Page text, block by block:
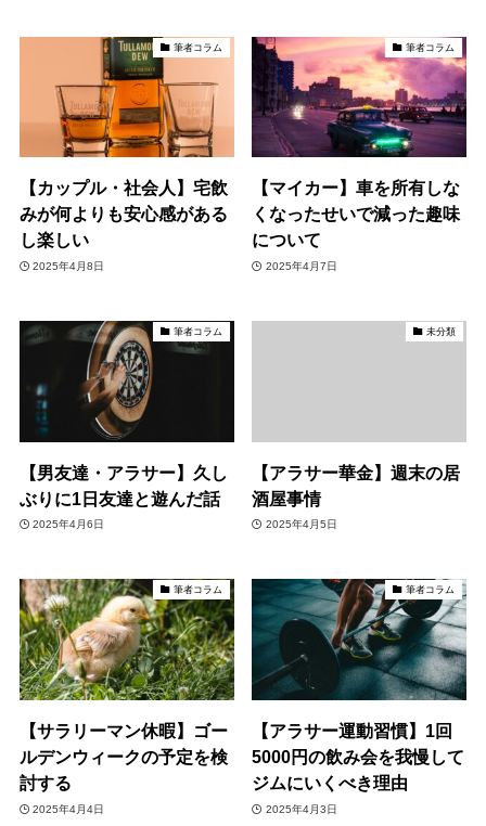
筆者コラム
【カップル・社会人】宅飲
みが何よりも安心感がある
し楽しい
2025年4月8日
筆者コラム
【マイカー】車を所有しな
くなったせいで減った趣味
について
2025年4月7日
筆者コラム
【男友達・アラサー】久し
ぶりに1日友達と遊んだ話
2025年4月6日
未分類
【アラサー華金】週末の居
酒屋事情
2025年4月5日
筆者コラム
【サラリーマン休暇】ゴー
ルデンウィークの予定を検
討する
2025年4月4日
筆者コラム
【アラサー運動習慣】1回
5000円の飲み会を我慢して
ジムにいくべき理由
2025年4月3日